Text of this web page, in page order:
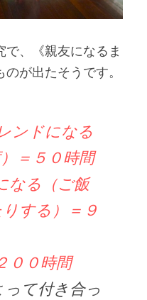
、《親友になるま
が出たそうです。
ンドになる
＝５０時間
なる（ご飯
する）＝９
００時間
って付き合っ